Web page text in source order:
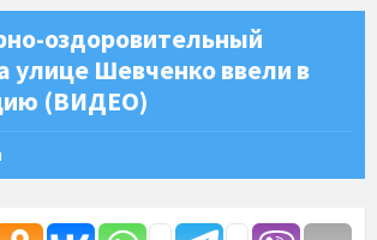
оздоровительный
улице Шевченко ввели в
(ВИДЕО)